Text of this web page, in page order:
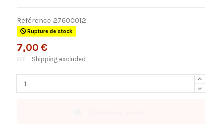
Référence 27600012
Rupture de stock
7,00 €
HT Shipping excluded